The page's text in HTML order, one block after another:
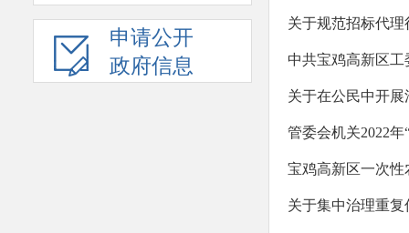
申请公开
政府信息
关于规范招标代
中共宝鸡高新区
关于在公民中开
管委会机关2022
宝鸡高新区一次
关于集中治理重